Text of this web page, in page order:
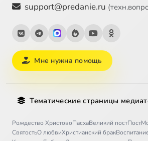
support@predanie.ru
Мне нужна помощь
Тематические страницы
Рождество ХристовоПасхаВеликий постПост
СвятостьО любвиХристианский брак